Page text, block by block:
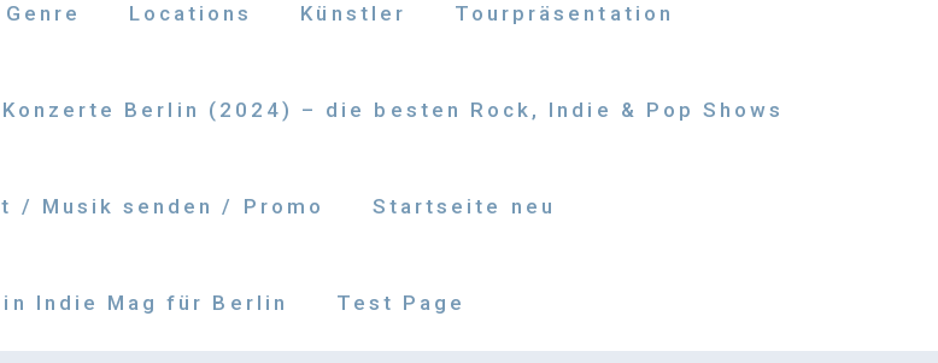
Genre Locations Künstler Tourpräsentation
Konzerte Berlin (2024) – die besten Rock, Indie & Pop Shows
/ Musik senden / Promo Startseite neu
Indie Mag für Berlin Test Page